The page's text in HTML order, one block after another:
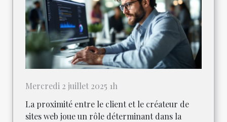
Mercredi 2 juillet 2025 1h
La proximité entre le client et le créateur de
sites web joue un rôle déterminant dans la